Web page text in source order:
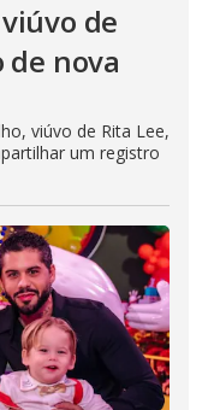
de
de nova
viúvo de Rita Lee,
um registro